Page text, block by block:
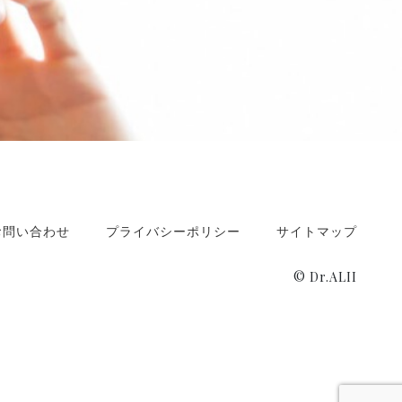
い合わせ プライバシーポリシー サイトマップ
© Dr.ALII